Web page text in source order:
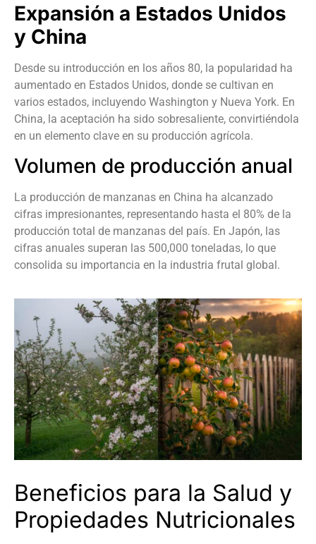
Expansión a Estados Unidos
y China
Desde su introducción en los años 80, la popularidad ha
aumentado en Estados Unidos, donde se cultivan en
varios estados, incluyendo Washington y Nueva York. En
China, la aceptación ha sido sobresaliente, convirtiéndola
en un elemento clave en su producción agrícola.
Volumen de producción anual
La producción de manzanas en China ha alcanzado
cifras impresionantes, representando hasta el 80% de la
producción total de manzanas del país. En Japón, las
cifras anuales superan las 500,000 toneladas, lo que
consolida su importancia en la industria frutal global.
Beneficios para la Salud y
Propiedades Nutricionales